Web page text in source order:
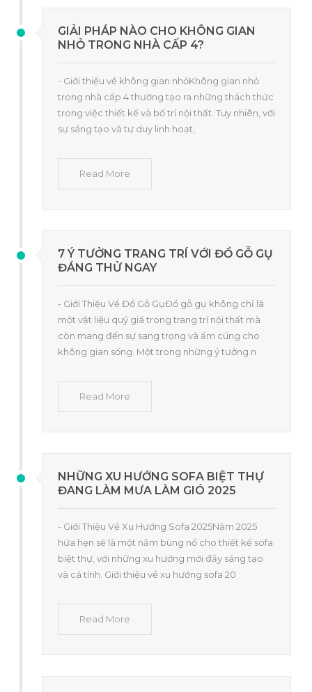
GIẢI PHÁP NÀO CHO KHÔNG GIAN
NHỎ TRONG NHÀ CẤP 4?
- Giới thiệu về không gian nhỏKhông gian nhỏ
trong nhà cấp 4 thường tạo ra những thách thức
trong việc thiết kế và bố trí nội thất. Tuy nhiên, với
sự sáng tạo và tư duy linh hoạt,
Read More
7 Ý TƯỞNG TRANG TRÍ VỚI ĐỒ GỖ GỤ
ĐÁNG THỬ NGAY
- Giới Thiệu Về Đồ Gỗ GụĐồ gỗ gụ không chỉ là
một vật liệu quý giá trong trang trí nội thất mà
còn mang đến sự sang trọng và ấm cúng cho
không gian sống. Một trong những ý tưởng n
Read More
NHỮNG XU HƯỚNG SOFA BIỆT THỰ
ĐANG LÀM MƯA LÀM GIÓ 2025
- Giới Thiệu Về Xu Hướng Sofa 2025Năm 2025
hứa hẹn sẽ là một năm bùng nổ cho thiết kế sofa
biệt thự, với những xu hướng mới đầy sáng tạo
và cá tính. Giới thiệu về xu hướng sofa 20
Read More